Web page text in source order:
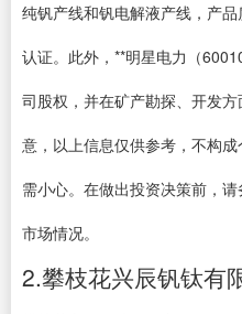
纯钒产线和钒电解液产线，产
认证。此外，**明星电力（
司股权，并在矿产勘探、开发
意，以上信息仅供参考，不构
需小心。在做出投资决策前，
市场情况。
2.攀枝花兴辰钒钛有